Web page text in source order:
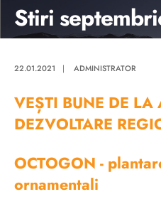
Stiri
22.01.2021 | ADMINISTRATOR
VEȘTI BUNE DE LA
DEZVOLTARE
OCTOGON -
ornamentali